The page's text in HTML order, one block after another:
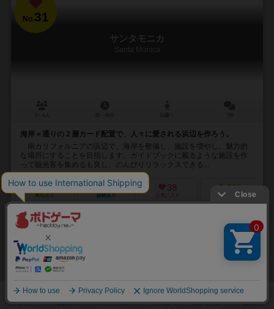
No.31
サンタモニカ
Santa Monica
海岸＋通りの２層カード配置で、人々に愛される浜辺を作ろう。
南カリフォルニアの浜辺で、海岸を整備し、施設を増やし、魅力的
な場所にすることを目指します。ガイドブックに載るような施設を作
って観光客を集めるも良し、のんびりリラックスできる...
148
興味あり
297
経験あり
38
お気に入り
203
持ってる
No.32